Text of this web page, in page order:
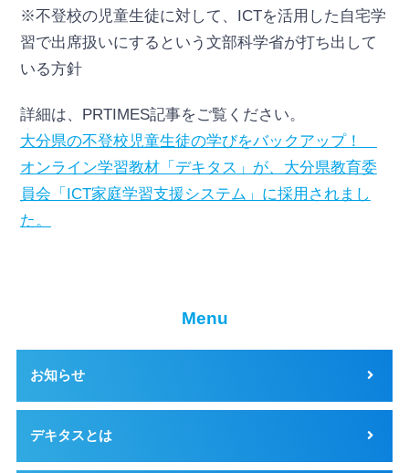
※不登校の児童生徒に対して、ICTを活用した自宅学
習で出席扱いにするという文部科学省が打ち出して
いる方針
詳細は、PRTIMES記事をご覧ください。
大分県の不登校児童生徒の学びをバックアップ！
オンライン学習教材「デキタス」が、大分県教育委
員会「ICT家庭学習支援システム」に採用されまし
た。
Menu
お知らせ
デキタスとは